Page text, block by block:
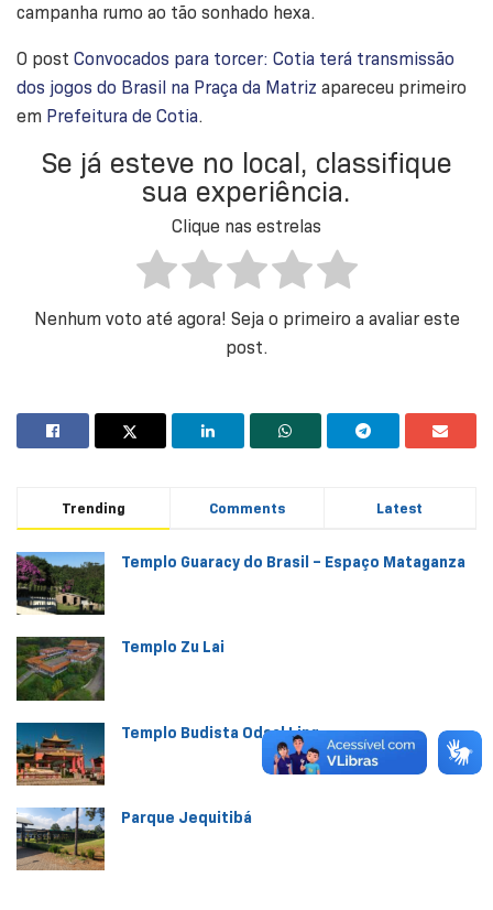
campanha rumo ao tão sonhado hexa.
O post Convocados para torcer: Cotia terá transmissão
dos jogos do Brasil na Praça da Matriz apareceu primeiro
em Prefeitura de Cotia.
Se já esteve no local, classifique
sua experiência.
Clique nas estrelas
Nenhum voto até agora! Seja o primeiro a avaliar este
post.
Trending Comments Latest
Templo Guaracy do Brasil – Espaço Mataganza
Templo Zu Lai
Templo Budista Odsal Ling
Parque Jequitibá